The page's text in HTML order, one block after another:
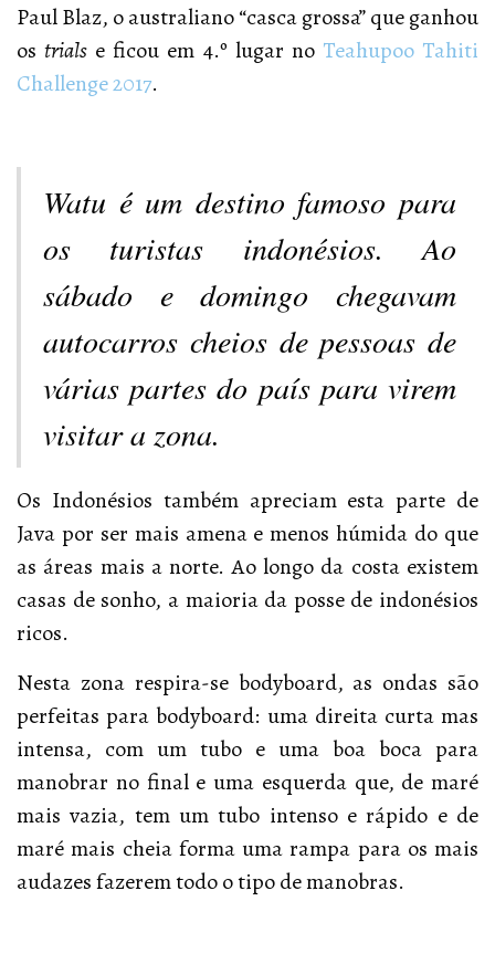
Paul Blaz, o australiano “casca grossa” que ganhou
ostrials e ficou em 4.º lugar no Teahupoo Tahiti
Challenge 2017.
Watu é um destino famoso para
os turistas indonésios. Ao
sábado e domingo chegavam
autocarros cheios de pessoas de
várias partes do país para virem
visitar a zona.
Os Indonésios também apreciam esta parte de
Java por ser mais amena e menos húmida do que
as áreas mais a norte. Ao longo da costa existem
casas de sonho, a maioria da posse de indonésios
ricos.
Nesta zona respira-se bodyboard, as ondas são
perfeitas para bodyboard: uma direita curta mas
intensa, com um tubo e uma boa boca para
manobrar no final e uma esquerda que, de maré
mais vazia, tem um tubo intenso e rápido e de
maré mais cheia forma uma rampa para os mais
audazes fazerem todo o tipo de manobras.